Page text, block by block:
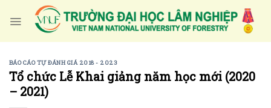
BÁO CÁO TỰ ĐÁNH GIÁ 2018 - 2023
Tổ chức Lễ Khai giảng năm học mới (2020
– 2021)